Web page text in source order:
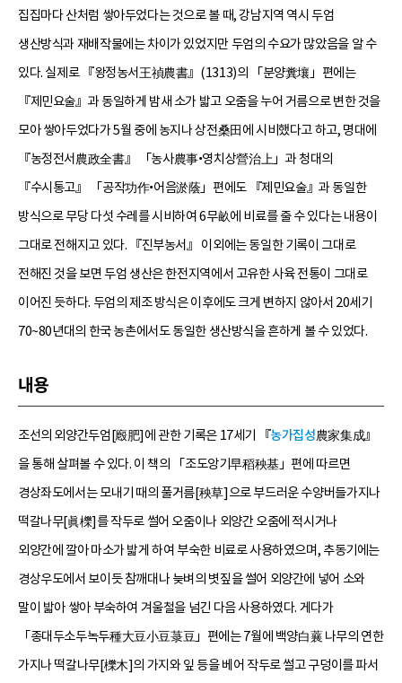
집집마다 산처럼 쌓아두었다는 것으로 볼 때, 강남지역 역시 두엄
생산방식과 재배작물에는 차이가 있었지만 두엄의 수요가 많았음을 알 수
있다. 실제로 『왕정농서王禎農書』(1313)의 「분양糞壤」편에는
『제민요술』과 동일하게 밤새 소가 밟고 오줌을 누어 거름으로 변한 것을
모아 쌓아두었다가 5월 중에 농지나 상전桑田에 시비했다고 하고, 명대에
『농정전서農政全書』 「농사農事•영치상營治上」과 청대의
『수시통고』 「공작功作•어음淤蔭」편에도 『제민요술』과 동일한
방식으로 무당 다섯 수레를 시비하여 6무畝에 비료를 줄 수 있다는 내용이
그대로 전해지고 있다. 『진부농서』 이외에는 동일한 기록이 그대로
전해진 것을 보면 두엄 생산은 한전지역에서 고유한 사육 전통이 그대로
이어진 듯하다. 두엄의 제조 방식은 이후에도 크게 변하지 않아서 20세기
70~80년대의 한국 농촌에서도 동일한 생산방식을 흔하게 볼 수 있었다.
내용
조선의 외양간두엄[廏肥]에 관한 기록은 17세기 『농가집성農家集成』
을 통해 살펴볼 수 있다. 이 책의 「조도앙기早稻秧基」편에 따르면
경상좌도에서는 모내기 때의 풀거름[秧草]으로 부드러운 수양버들가지나
떡갈나무[眞櫟]를 작두로 썰어 오줌이나 외양간 오줌에 적시거나
외양간에 깔아 마소가 밟게 하여 부숙한 비료로 사용하였으며, 추동기에는
경상우도에서 보이듯 참깨대나 늦벼의 볏짚을 썰어 외양간에 넣어 소와
말이 밟아 쌓아 부숙하여 겨울철을 넘긴 다음 사용하였다. 게다가
「종대두소두녹두種大豆小豆菉豆」편에는 7월에 백양白蘘 나무의 연한
가지나 떡갈나무[櫟木]의 가지와 잎 등을 베어 작두로 썰고 구덩이를 파서